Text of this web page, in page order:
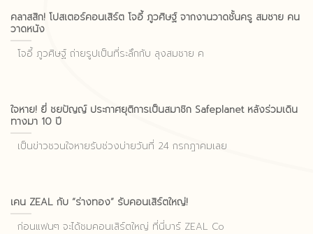
คลาสสิก! โปสเตอร์คอนเสิร์ต โจอี้ ภูวศิษฐ์ จากงานวาดชั้นครู สมชาย คน
วาดหนัง
โจอี้ ภูวศิษฐ์ ถ่ายรูปเป็นที่ระลึกกับ ลุงสมชาย ค
ใจหาย! ยี่ ชยปัญญ์ ประกาศยุติการเป็นสมาชิก Safeplanet หลังร่วมเดิน
ทางมา 10 ปี
เป็นข่าวชวนใจหายรับช่วงบ่ายวันที่ 24 กรกฎาคมเลย
เคน ZEAL กับ “ร่างทอง” รับคอนเสิร์ตใหญ่!
ก่อนแฟนๆ จะได้ชมคอนเสิร์ตใหญ่ ที่นี่บาร์ ZEAL Co